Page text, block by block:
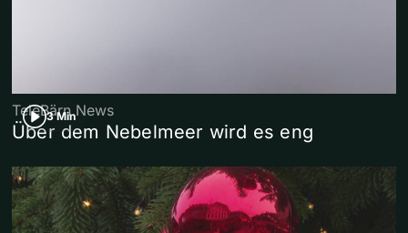
3 Min
TeleBärn News
Über dem Nebelmeer wird es eng